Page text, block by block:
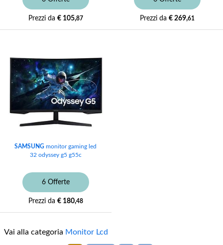
Prezzi da € 105,87 Prezzi da € 269,61
SAMSUNG monitor gaming led
32 odyssey g5 g55c
6 Offerte
Prezzi da € 180,48
Vai alla categoria Monitor Lcd